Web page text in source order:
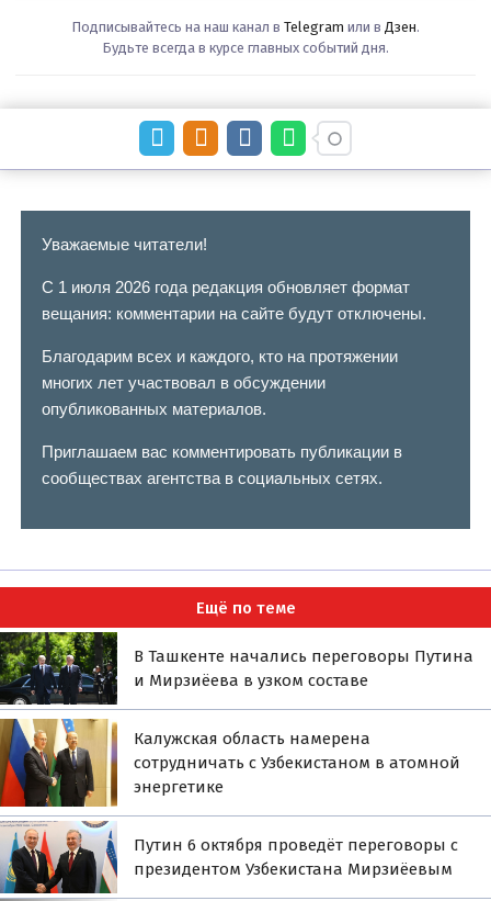
Подписывайтесь на наш канал в Telegram или в Дзен.
Будьте всегда в курсе главных событий дня.
Уважаемые читатели!
С 1 июля 2026 года редакция обновляет формат
вещания: комментарии на сайте будут отключены.
Благодарим всех и каждого, кто на протяжении
многих лет участвовал в обсуждении
опубликованных материалов.
Приглашаем вас комментировать публикации в
сообществах агентства в социальных сетях.
Ещё по теме
В Ташкенте начались переговоры Путина
и Мирзиёева в узком составе
Калужская область намерена
сотрудничать с Узбекистаном в атомной
энергетике
Путин 6 октября проведёт переговоры с
президентом Узбекистана Мирзиёевым